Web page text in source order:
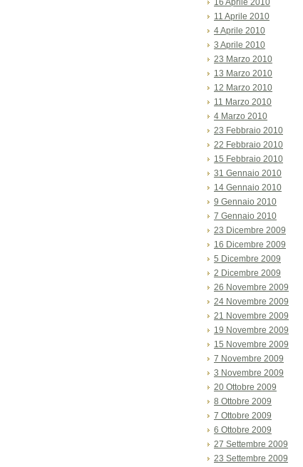
16 Aprile 2010
11 Aprile 2010
4 Aprile 2010
3 Aprile 2010
23 Marzo 2010
13 Marzo 2010
12 Marzo 2010
11 Marzo 2010
4 Marzo 2010
23 Febbraio 2010
22 Febbraio 2010
15 Febbraio 2010
31 Gennaio 2010
14 Gennaio 2010
9 Gennaio 2010
7 Gennaio 2010
23 Dicembre 2009
16 Dicembre 2009
5 Dicembre 2009
2 Dicembre 2009
26 Novembre 2009
24 Novembre 2009
21 Novembre 2009
19 Novembre 2009
15 Novembre 2009
7 Novembre 2009
3 Novembre 2009
20 Ottobre 2009
8 Ottobre 2009
7 Ottobre 2009
6 Ottobre 2009
27 Settembre 2009
23 Settembre 2009